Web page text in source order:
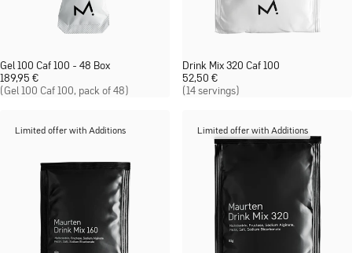
Gel 100 Caf 100 - 48 Box
(Gel 100 Caf 100, pack of 48)
189,95 €
Drink Mix 320 Caf 100
(14 servings)
52,50 €
Limited offer with Additions Limited offer with Additions